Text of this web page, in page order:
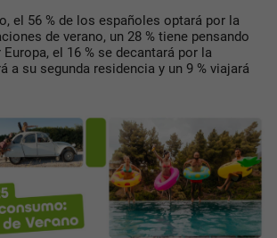
el 56 % de los españoles optará por la
de verano, un 28 % tiene pensando
el 16 % se decantará por la
a su segunda residencia y un 9 % viajará